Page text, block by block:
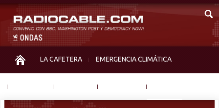
LA CAFETERA EMERGENCIA CLIMÁTICA